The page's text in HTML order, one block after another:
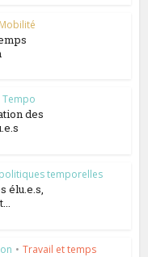
Mobilité
Tempo
des
politiques temporelles
élu.e.s,
• Travail et temps